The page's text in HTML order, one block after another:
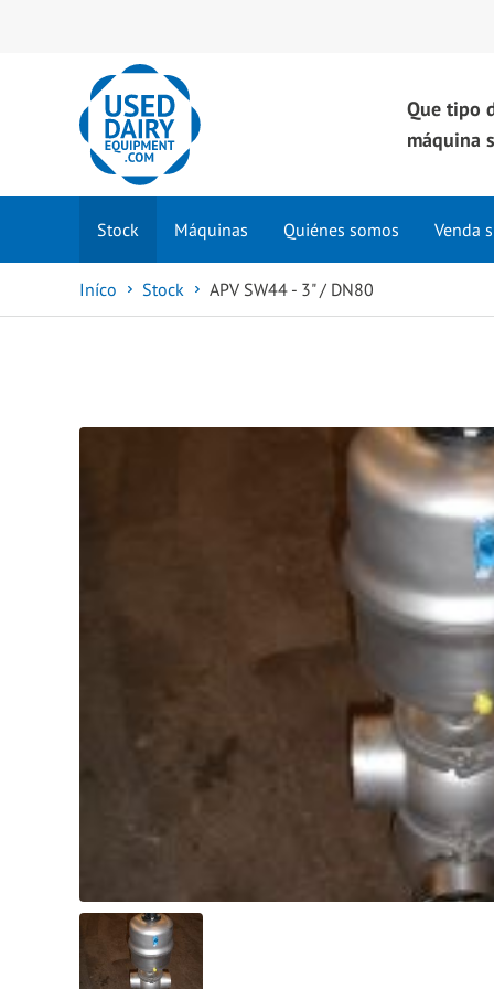
Que tipo
máquina
Stock Máquinas Quiénes somos Venda
Iníco Stock APV SW44 - 3" / DN80